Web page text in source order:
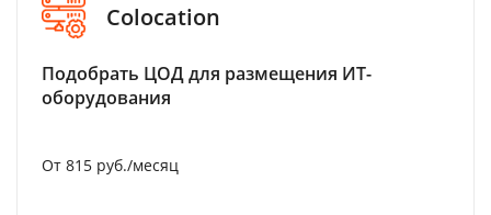
Colocation
Подобрать ЦОД для размещения ИТ-
оборудования
От 815 руб./месяц